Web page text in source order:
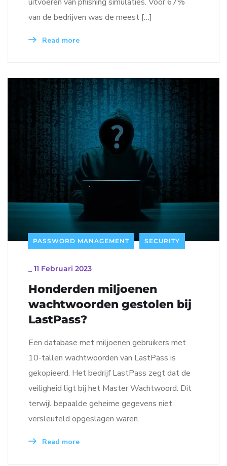
van de bedrijven was de meest […]
Read more
PASSWORD MANAGEMENT SECURITY
11 Februari 2023
Honderden miljoenen
wachtwoorden gestolen bij
LastPass?
Een database met miljoenen gebruikers met
10-tallen wachtwoorden van LastPass is
gekopieerd. Het bedrijf LastPass zegt dat de
veiligheid ligt bij het Master Wachtwoord. Dit
terwijl bepaalde geheime gegevens niet
versleuteld opgeslagen waren.
Read more